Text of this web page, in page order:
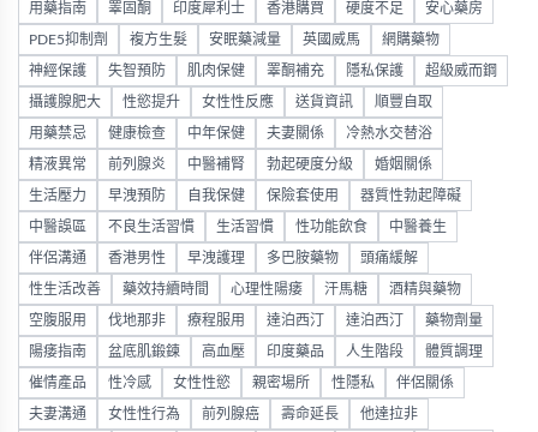
用藥指南 睪固酮 印度犀利士 香港購買 硬度不足 安心藥房
PDE5抑制劑 複方生髮 安眠藥減量 英國威馬 網購藥物
神經保護 失智預防 肌肉保健 睪酮補充 隱私保護 超級威而鋼
攝護腺肥大 性慾提升 女性性反應 送貨資訊 順豐自取
用藥禁忌 健康檢查 中年保健 夫妻關係 冷熱水交替浴
精液異常 前列腺炎 中醫補腎 勃起硬度分級 婚姻關係
生活壓力 早洩預防 自我保健 保險套使用 器質性勃起障礙
中醫誤區 不良生活習慣 生活習慣 性功能飲食 中醫養生
伴侶溝通 香港男性 早洩護理 多巴胺藥物 頭痛緩解
性生活改善 藥效持續時間 心理性陽痿 汗馬糖 酒精與藥物
空腹服用 伐地那非 療程服用 達泊西汀 達泊西汀 藥物劑量
陽痿指南 盆底肌鍛鍊 高血壓 印度藥品 人生階段 體質調理
催情產品 性冷感 女性性慾 親密場所 性隱私 伴侶關係
夫妻溝通 女性性行為 前列腺癌 壽命延長 他達拉非